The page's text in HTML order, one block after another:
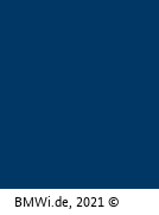
BMWi.de, 2021 ©